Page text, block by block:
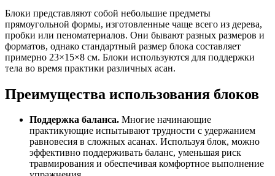
Блоки представляют собой небольшие предметы
прямоугольной формы, изготовленные чаще всего из дерева,
пробки или пеноматериалов. Они бывают разных размеров и
форматов, однако стандартный размер блока составляет
примерно 23×15×8 см. Блоки используются для поддержки
тела во время практики различных асан.
Преимущества использования блоков
Поддержка баланса. Многие начинающие
практикующие испытывают трудности с удержанием
равновесия в сложных асанах. Используя блок, можно
эффективно поддерживать баланс, уменьшая риск
травмирования и обеспечивая комфортное выполнение